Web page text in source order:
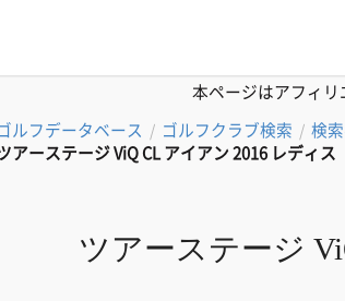
本ページはアフィ
ルフデータベース / ゴルフクラブ検索 / 検
アーステージ ViQ CL アイアン 2016 レディス
ツアーステージ